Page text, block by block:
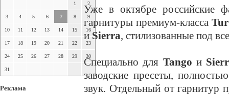
1 2
3 4 5 6 7 8 9
10 11 12 13 14 15 16
17 18 19 20 21 22 23
24 25 26 27 28 29 30
31
Реклама
Уже в октябре российские
гарнитуры премиум-класса
иSierra, стилизованные под
Специально для Tango и
заводские пресеты,
звук. Отдельный от гарнитур